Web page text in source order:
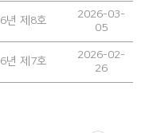
년 제8호
2026-03-
05
년 제7호
2026-02-
26